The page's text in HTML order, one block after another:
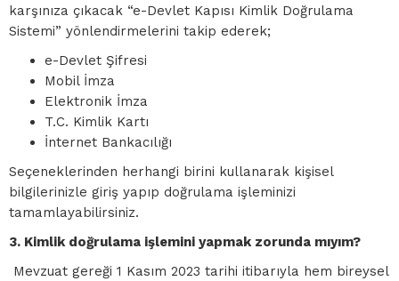
karşınıza çıkacak “e-Devlet Kapısı Kimlik Doğrulama
Sistemi” yönlendirmelerini takip ederek;
e-Devlet Şifresi
Mobil İmza
Elektronik İmza
T.C. Kimlik Kartı
İnternet Bankacılığı
Seçeneklerinden herhangi birini kullanarak kişisel
bilgilerinizle giriş yapıp doğrulama işleminizi
tamamlayabilirsiniz.
3. Kimlik doğrulama işlemini yapmak zorunda mıyım?
Mevzuat gereği 1 Kasım 2023 tarihi itibarıyla hem bireysel